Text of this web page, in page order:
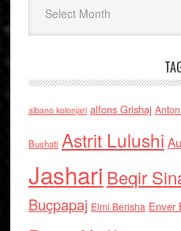
albano kolonjari alfons Grishaj
Bushati Astrit Lulushi
Jashari Beqir
Buçpapaj Elmi Berisha Enver